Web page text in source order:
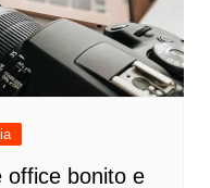
office bonito e